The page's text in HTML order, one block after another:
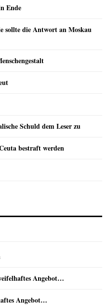
Ende
sollte die Antwort an Moskau
Schuld dem Leser zu
bestraft werden
Angebot…
Angebot…